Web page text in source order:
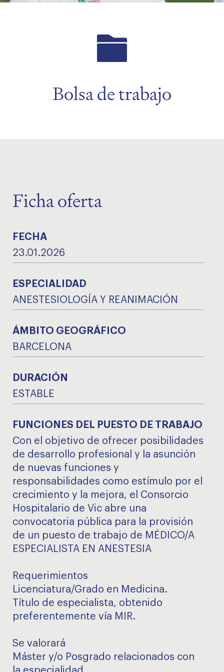
Bolsa de trabajo
Ficha oferta
FECHA
23.01.2026
ESPECIALIDAD
ANESTESIOLOGÍA Y REANIMACIÓN
ÁMBITO GEOGRÁFICO
BARCELONA
DURACIÓN
ESTABLE
FUNCIONES DEL PUESTO DE TRABAJO
Con el objetivo de ofrecer posibilidades
de desarrollo profesional y la asunción
de nuevas funciones y
responsabilidades como estímulo por el
crecimiento y la mejora, el Consorcio
Hospitalario de Vic abre una
convocatoria pública para la provisión
de un puesto de trabajo de MÉDICO/A
ESPECIALISTA EN ANESTESIA
Requerimientos
Licenciatura/Grado en Medicina.
Título de especialista, obtenido
preferentemente vía MIR.
Se valorará
Máster y/o Posgrado relacionados con